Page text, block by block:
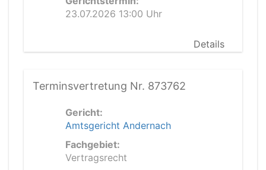
23.07.2026 13:00 Uhr
Details
Terminsvertretung Nr. 873762
Gericht:
Amtsgericht Andernach
Fachgebiet:
Vertragsrecht